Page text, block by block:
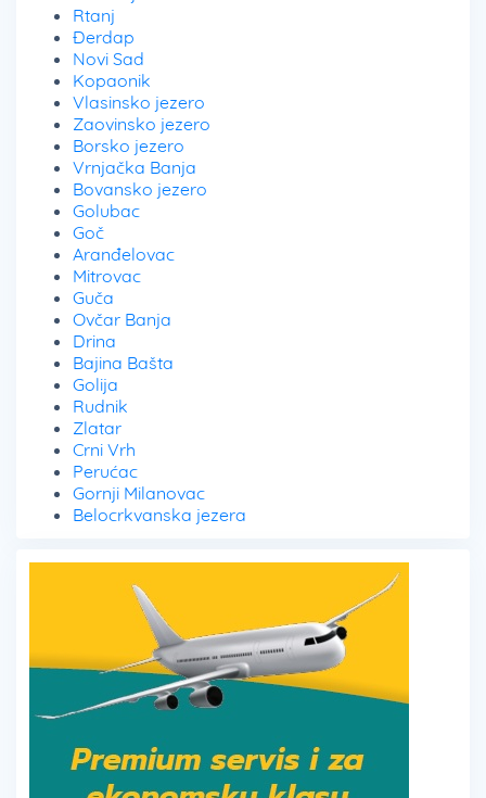
Rtanj
Đerdap
Novi Sad
Kopaonik
Vlasinsko jezero
Zaovinsko jezero
Borsko jezero
Vrnjačka Banja
Bovansko jezero
Golubac
Goč
Aranđelovac
Mitrovac
Guča
Ovčar Banja
Drina
Bajina Bašta
Golija
Rudnik
Zlatar
Crni Vrh
Perućac
Gornji Milanovac
Belocrkvanska jezera